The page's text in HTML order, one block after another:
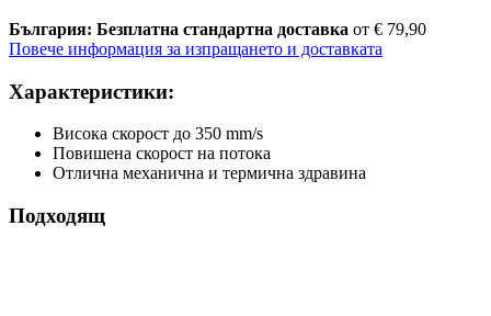
България: Безплатна стандартна доставка от € 79,90
Повече информация за изпращането и доставката
Характеристики:
Висока скорост до 350 mm/s
Повишена скорост на потока
Отлична механична и термична здравина
Подходящ